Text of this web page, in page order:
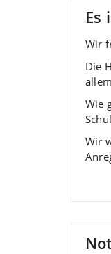
Es
Wir
Die
Wie
Wir